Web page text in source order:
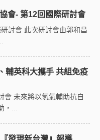
會- 第12回國際研討會
討會 此次研討會由郭和昌
輔英科大攜手 共組免疫
會 未來將以氫氣輔助抗自
...
發現新台灣』報導